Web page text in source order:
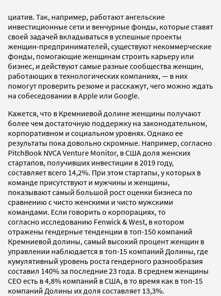
циатив. Так, например, работают ангельские
инвестиционные сети и венчурные фонды, которые ставят
своей задачей вкладываться в успешные проекты
женщин-предпринимателей, существуют некоммерческие
фонды, помогающие женщинам строить карьеру или
бизнес, и действуют самые разные сообщества женщин,
работающих в технологических компаниях, — в них
помогут проверить резюме и расскажут, чего можно ждать
на собеседовании в Apple или Google.
Кажется, что в Кремниевой долине женщины получают
более чем достаточную поддержку на законодательном,
корпоративном и социальном уровнях. Однако ее
результаты пока довольно скромные. Например, согласно
PitchBook NVCA Venture Monitor, в США доля женских
стартапов, получивших инвестиции в 2019 году,
составляет всего 14,2%. При этом стартапы, у которых в
команде присутствуют и мужчины и женщины,
показывают самый большой рост оценки бизнеса по
сравнению с чисто женскими и чисто мужскими
командами. Если говорить о корпорациях, то
согласно исследованию Fenwick & West, в котором
отражены гендерные тенденции в топ-150 компаний
Кремниевой долины, самый высокий процент женщин в
управлении наблюдается в топ-15 компаний Долины, где
кумулятивный уровень роста гендерного разнообразия
составил 140% за последние 23 года. В среднем женщины
CEO есть в 4,8% компаний в США, в то время как в топ-15
компаний Долины их доля составляет 13,3%.